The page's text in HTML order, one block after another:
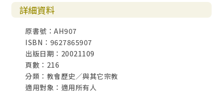
詳細資料
原書號：AH907
ISBN：9627865907
出版日期：20021109
頁數：216
分類：教會歷史／與其它宗教
適用對象：適用所有人